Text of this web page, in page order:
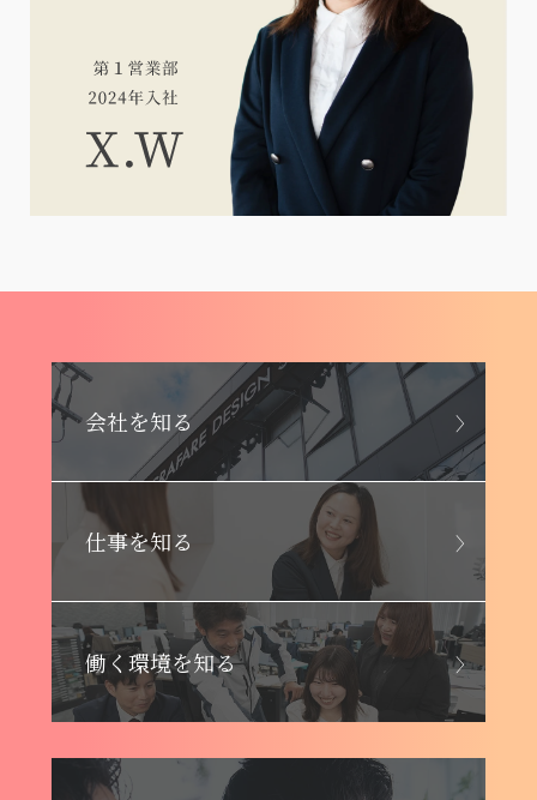
会社を知る
仕事を知る
働く環境を知る